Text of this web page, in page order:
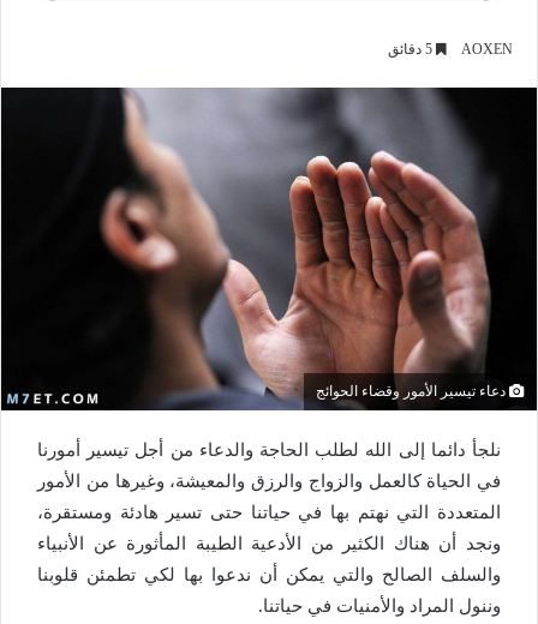
AOXEN
دعاء تيسير الأمور وقضاء الحوائج
نلجأ دائما إلى الله لطلب الحاجة والدعاء من أجل تيسير أمورنا
في الحياة كالعمل والزواج والرزق والمعيشة، وغيرها من الأمور
المتعددة التي نهتم بها في حياتنا حتى تسير هادئة ومستقرة،
ونجد أن هناك الكثير من الأدعية الطيبة المأثورة عن الأنبياء
والسلف الصالح والتي يمكن أن ندعوا بها لكي تطمئن قلوبنا
وننول المراد والأمنيات في حياتنا.